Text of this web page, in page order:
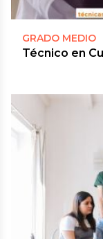
GRADO MEDIO
Técnico en